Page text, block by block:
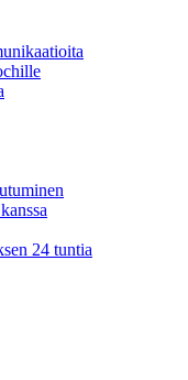
24 tuntia